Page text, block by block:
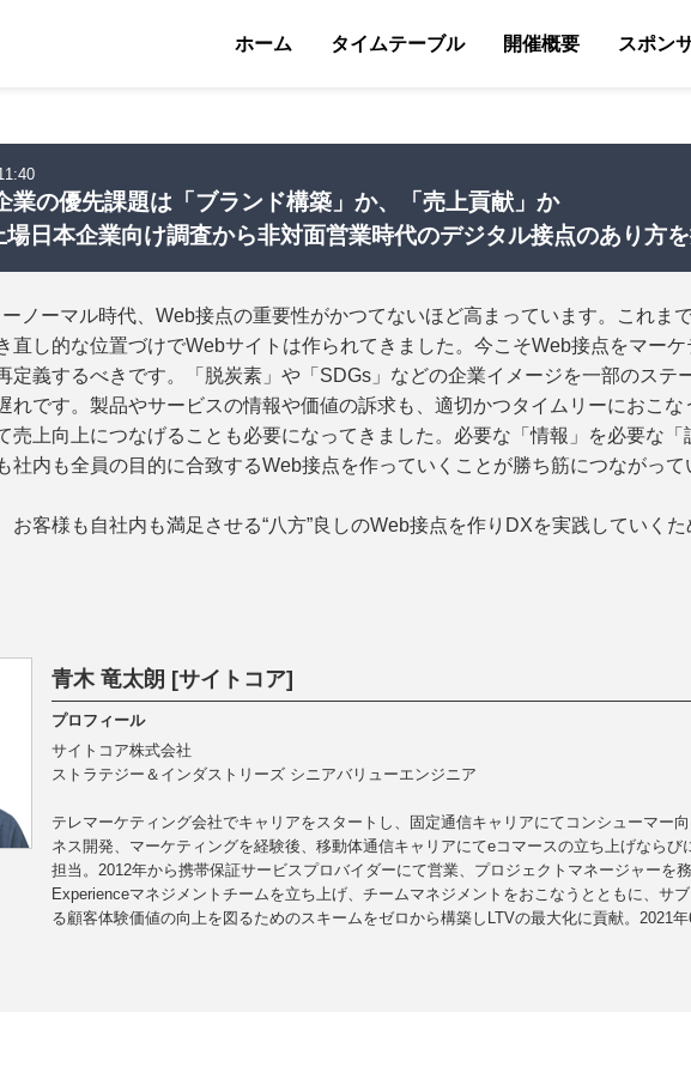
ホーム タイムテーブル 開催概要 スポン
業の優先課題は「ブランド構築」か、「売上貢献」か
日本企業向け調査から非対面営業時代のデジタル接点のあり方
ノーマル時代、Web接点の重要性がかつてないほど高まっています。これま
直し的な位置づけでWebサイトは作られてきました。今こそWeb接点をマー
定義するべきです。「脱炭素」や「SDGs」などの企業イメージを一部のステ
れです。製品やサービスの情報や価値の訴求も、適切かつタイムリーにおこ
売上向上につなげることも必要になってきました。必要な「情報」を必要な
社内も全員の目的に合致するWeb接点を作っていくことが勝ち筋につながって
お客様も自社内も満足させる“八方”良しのWeb接点を作りDXを実践していく
青木 竜太朗 [サイトコア]
プロフィール
サイトコア株式会社
ストラテジー＆インダストリーズ シニアバリューエンジニア
テレマーケティング会社でキャリアをスタートし、固定通信キャリアにてコンシューマー
ネス開発、マーケティングを経験後、移動体通信キャリアにてeコマースの立ち上げならび
担当。2012年から携帯保証サービスプロバイダーにて営業、プロジェクトマネージャーを
Experienceマネジメントチームを立ち上げ、チームマネジメントをおこなうとともに、サ
る顧客体験価値の向上を図るためのスキームをゼロから構築しLTVの最大化に貢献。2021年